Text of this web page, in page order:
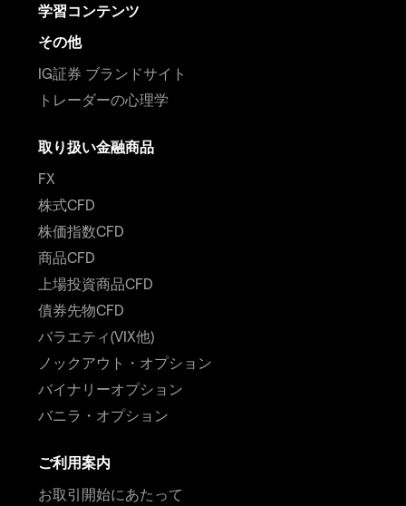
学習コンテンツ
その他
IG証券 ブランドサイト
トレーダーの心理学
取り扱い金融商品
FX
株式CFD
株価指数CFD
商品CFD
上場投資商品CFD
債券先物CFD
バラエティ(VIX他)
ノックアウト・オプション
バイナリーオプション
バニラ・オプション
ご利用案内
お取引開始にあたって